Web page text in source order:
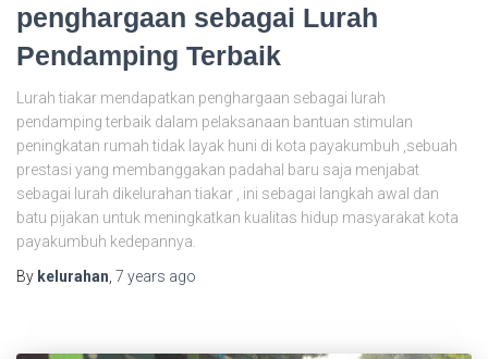
penghargaan sebagai Lurah
Pendamping Terbaik
Lurah tiakar mendapatkan penghargaan sebagai lurah
pendamping terbaik dalam pelaksanaan bantuan stimulan
peningkatan rumah tidak layak huni di kota payakumbuh ,sebuah
prestasi yang membanggakan padahal baru saja menjabat
sebagai lurah dikelurahan tiakar , ini sebagai langkah awal dan
batu pijakan untuk meningkatkan kualitas hidup masyarakat kota
payakumbuh kedepannya.
By kelurahan, 7 years ago